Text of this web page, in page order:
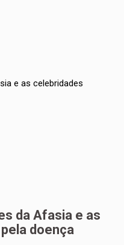
da Afasia e as
doença